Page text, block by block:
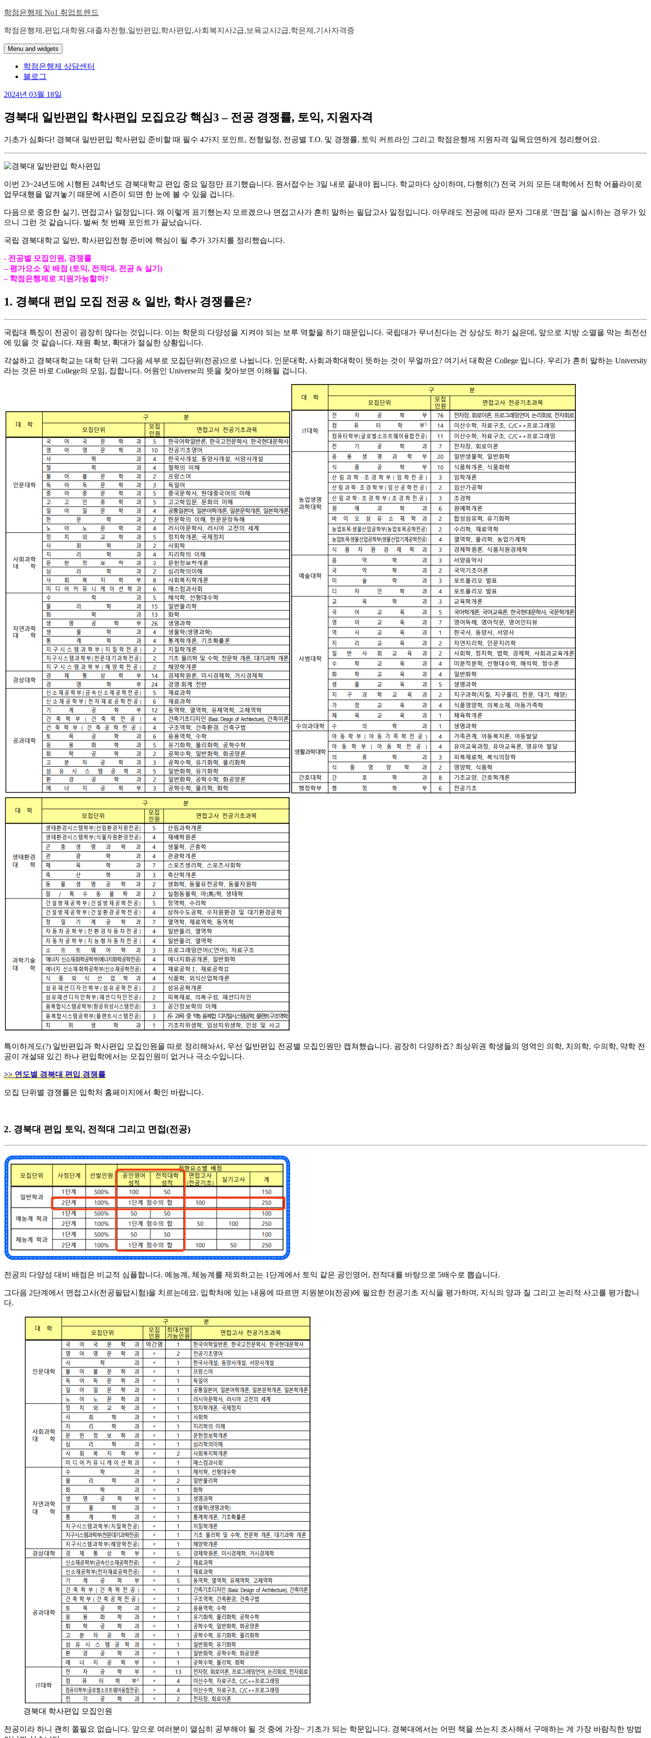
Skip
content
학점은행제 No1 취업트렌드
학점은행제,편입,대학원,대졸자전형,일반편입,학사편입,사회복지사2급,보육교사2급,학은제,기사자격증
Menu and widgets
학점은행제 상담센터
블로그
2024년 03월 18일
경북대 일반편입 학사편입 모집요강 핵심3 – 전공 경쟁률, 토익, 지원자격
기초가 심화다! 경북대 일반편입 학사편입 준비할 때 필수 4가지 포인트, 전형일정, 전공별 T.O. 및 경쟁률, 토익 커트라인 그리고 학점은행제 지원자격 일목요연하게 정리했어요.
이번 23~24년도에 시행된 24학년도 경북대학교 편입 중요 일정만 표기했습니다. 원서접수는 3일 내로 끝내야 됩니다. 학교마다 상이하며, 다행히(?) 전국 거의 모든 대학에서 진학 어플라이로
업무대행을 맡겨놓기 때문에 시즌이 되면 한 눈에 볼 수 있을 겁니다.
​다음으로 중요한 실기, 면접고사 일정입니다. 왜 이렇게 표기했는지 모르겠으나 면접고사가 흔히 말하는 필답고사 일정입니다. 아무래도 전공에 따라 문자 그대로 ‘면접’을 실시하는 경우가 있
으니 그런 것 같습니다. 벌써 첫 번째 포인트가 끝났습니다.
​국립 경북대학교 일반, 학사편입전형 준비에 핵심이 될 추가 3가지를 정리했습니다.
​- 전공별 모집인원, 경쟁률
– 평가요소 및 배점 (토익, 전적대, 전공 & 실기)
– 학점은행제로 지원가능할까?
1. 경북대 편입 모집 전공 & 일반, 학사 경쟁률은?
국립대 특징이 전공이 굉장히 많다는 것입니다. 이는 학문의 다양성을 지켜야 되는 보루 역할을 하기 때문입니다. 국립대가 무너진다는 건 상상도 하기 싫은데, 앞으로 지방 소멸을 막는 최전선
에 있을 것 같습니다. 재원 확보, 확대가 절실한 상황입니다.
​각설하고 경북대학교는 대학 단위 그다음 세부로 모집단위(전공)으로 나뉩니다. 인문대학, 사회과학대학이 뜻하는 것이 무얼까요? 여기서 대학은 College 입니다. 우리가 흔히 말하는 University
라는 것은 바로 College의 모임, 집합니다. 어원인 Universe의 뜻을 찾아보면 이해될 겁니다.
특이하게도(?) 일반편입과 학사편입 모집인원을 따로 정리해놔서, 우선 일반편입 전공별 모집인원만 캡쳐했습니다. 굉장히 다양하죠? 최상위권 학생들의 영역인 의학, 치의학, 수의학, 약학 전
공이 개설돼 있긴 하나 편입학에서는 모집인원이 없거나 극소수입니다.
​>> 연도별 경북대 편입 경쟁률
​모집 단위별 경쟁률은 입학처 홈페이지에서 확인 바랍니다.
2. 경북대 편입 토익, 전적대 그리고 면접(전공)
전공의 다양성 대비 배점은 비교적 심플합니다. 예능계, 체능계를 제외하고는 1단계에서 토익 같은 공인영어, 전적대를 바탕으로 5배수로 뽑습니다.
​그다음 2단계에서 면접고사(전공필답시험)을 치르는데요. 입학처에 있는 내용에 따르면 지원분야(전공)에 필요한 전공기초 지식을 평가하며, 지식의 양과 질 그리고 논리적 사고를 평가합니
다.
경북대 학사편입 모집인원
전공이라 하니 괜히 쫄필요 없습니다. 앞으로 여러분이 열심히 공부해야 될 것 중에 가장~ 기초가 되는 학문입니다. 경북대에서는 어떤 책을 쓰는지 조사해서 구매하는 게 가장 바람직한 방법